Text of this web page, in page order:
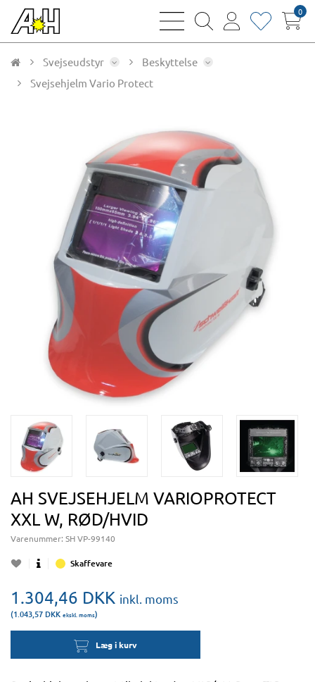
bars
magnifying
user
heart0
Svejseudstyr
Beskyttelse
Svejsehjelm Vario Protect
AH SVEJSEHJELM VARIOPROTECT
XXL W, RØD/HVID
Varenummer: SH VP-99140
Skaffevare
1.304,46 DKK inkl. moms
(1.043,57 DKK ekskl. moms)
Læg i kurv